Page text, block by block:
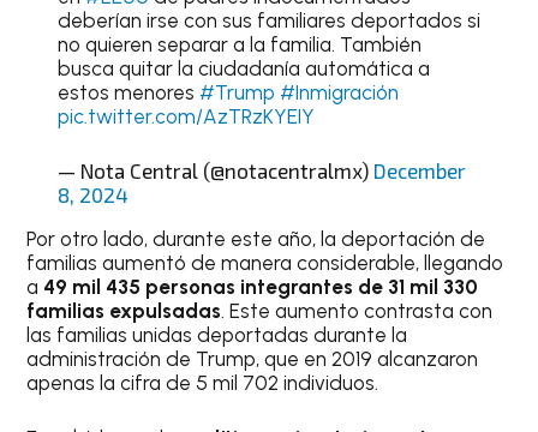
deberían irse con sus familiares deportados si
no quieren separar a la familia. También
busca quitar la ciudadanía automática a
estos menores #Trump #Inmigración
pic.twitter.com/AzTRzKYEIY
— Nota Central (@notacentralmx) December
8, 2024
Por otro lado, durante este año, la deportación de
familias aumentó de manera considerable, llegando
a 49 mil 435 personas integrantes de 31 mil 330
familias expulsadas. Este aumento contrasta con
las familias unidas deportadas durante la
administración de Trump, que en 2019 alcanzaron
apenas la cifra de 5 mil 702 individuos.